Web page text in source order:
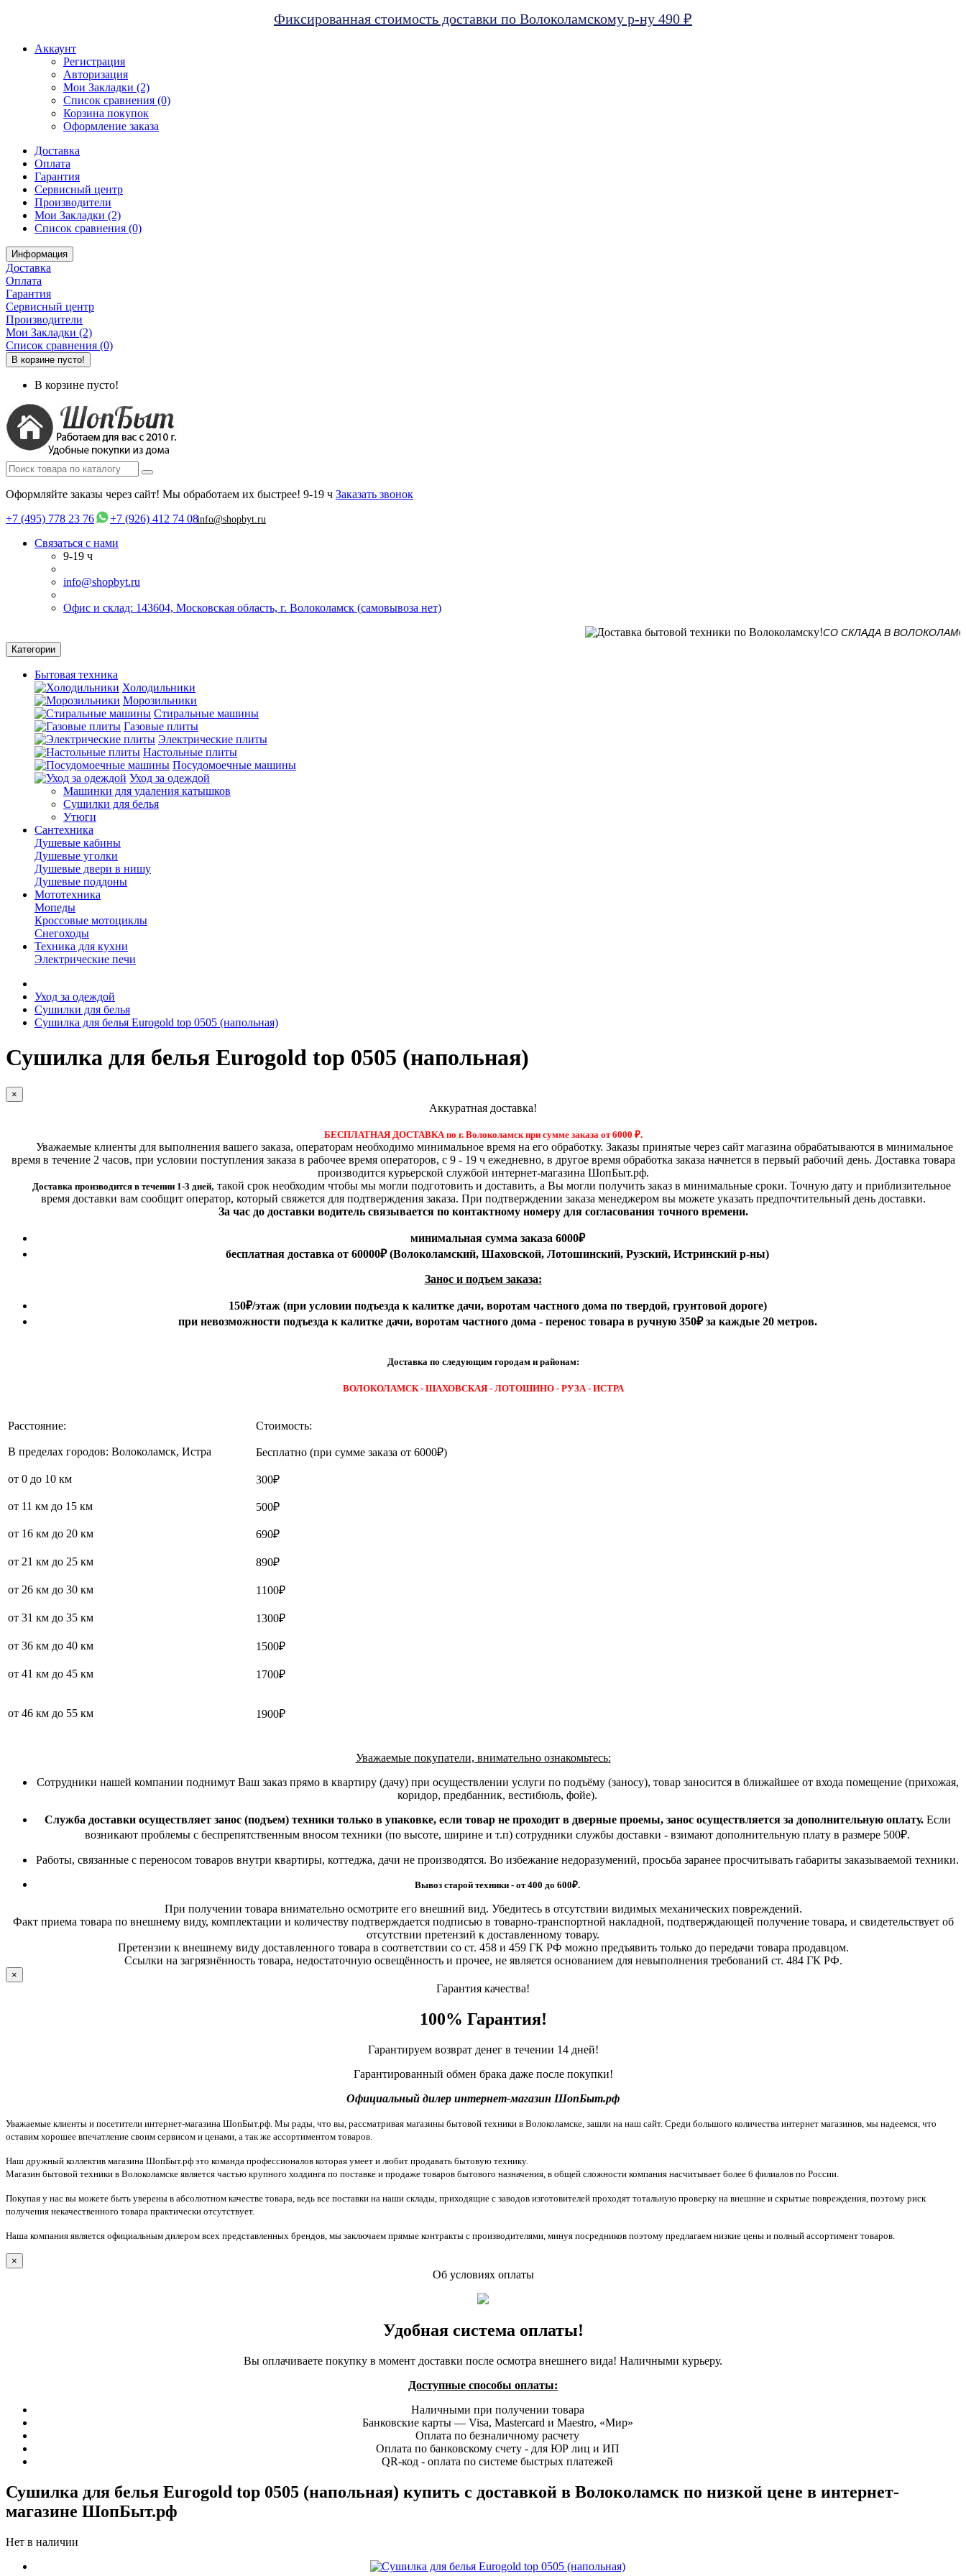
Фиксированная стоимость доставки по Волоколамскому р-ну 490 ₽
Аккаунт
Регистрация
Авторизация
Мои Закладки (2)
Список сравнения (0)
Корзина покупок
Оформление заказа
Доставка
Оплата
Гарантия
Сервисный центр
Производители
Мои Закладки (2)
Список сравнения (0)
Информация
Доставка
Оплата
Гарантия
Сервисный центр
Производители
Мои Закладки (2)
Список сравнения (0)
В корзине пусто!
В корзине пусто!
Оформляйте заказы через сайт! Мы обработаем их быстрее! 9-19 ч Заказать звонок
+7 (495) 778 23 76
+7 (926) 412 74 08info@shopbyt.ru
Связаться с нами
9-19 ч
info@shopbyt.ru
Офис и склад: 143604, Московская область, г. Волоколамск (самовывоза нет)
СО СКЛАДА В ВОЛОКОЛАМСКЕ!
Категории
Бытовая техника
Холодильники
Морозильники
Стиральные машины
Газовые плиты
Электрические плиты
Настольные плиты
Посудомоечные машины
Уход за одеждой
Машинки для удаления катышков
Сушилки для белья
Утюги
Сантехника
Душевые кабины
Душевые уголки
Душевые двери в нишу
Душевые поддоны
Мототехника
Мопеды
Кроссовые мотоциклы
Снегоходы
Техника для кухни
Электрические печи
Уход за одеждой
Сушилки для белья
Сушилка для белья Eurogold top 0505 (напольная)
Сушилка для белья Eurogold top 0505 (напольная)
×
Аккуратная доставка!
БЕСПЛАТНАЯ ДОСТАВКА по г. Волоколамск при сумме заказа от 6000 ₽.
Уважаемые клиенты для выполнения вашего заказа, операторам необходимо минимальное время на его обработку. Заказы принятые через сайт магазина обрабатываются в минимальное
время в течение 2 часов, при условии поступления заказа в рабочее время операторов, с 9 - 19 ч ежедневно, в другое время обработка заказа начнется в первый рабочий день. Доставка товара
производится курьерской службой интернет-магазина ШопБыт.рф.
Доставка производится в течении 1-3 дней, такой срок необходим чтобы мы могли подготовить и доставить, а Вы могли получить заказ в минимальные сроки. Точную дату и приблизительное
время доставки вам сообщит оператор, который свяжется для подтверждения заказа. При подтверждении заказа менеджером вы можете указать предпочтительный день доставки.
За час до доставки водитель связывается по контактному номеру для согласования точного времени.
минимальная сумма заказа 6000₽
бесплатная доставка от 60000₽ (Волоколамский, Шаховской, Лотошинский, Рузский, Истринский р-ны)
Занос и подъем заказа:
150₽/этаж(при условии подъезда к калитке дачи, воротам частного дома по твердой, грунтовой дороге)
при невозможности подъезда к калитке дачи, воротам частного дома - перенос товара в ручную 350₽ за каждые 20 метров.
Доставка по следующим городам и районам:
ВОЛОКОЛАМСК - ШАХОВСКАЯ - ЛОТОШИНО - РУЗА - ИСТРА
Расстояние: Стоимость:
В пределах городов: Волоколамск, Истра Бесплатно (при сумме заказа от 6000₽)
от 0 до 10 км 300₽
от 11 км до 15 км 500₽
от 16 км до 20 км 690₽
от 21 км до 25 км 890₽
от 26 км до 30 км 1100₽
от 31 км до 35 км 1300₽
от 36 км до 40 км 1500₽
от 41 км до 45 км 1700₽
от 46 км до 55 км 1900₽
Уважаемые покупатели, внимательно ознакомьтесь:
Сотрудники нашей компании поднимут Ваш заказ прямо в квартиру (дачу) при осуществлении услуги по подъёму (заносу), товар заносится в ближайшее от входа помещение (прихожая,
коридор, предбанник, вестибюль, фойе).
Служба доставки осуществляет занос (подъем) техники только в упаковке, если товар не проходит в дверные проемы, занос осуществляется за дополнительную оплату. Если
возникают проблемы с беспрепятственным вносом техники (по высоте, ширине и т.п) сотрудники службы доставки - взимают дополнительную плату в размере 500₽.
Работы, связанные с переносом товаров внутри квартиры, коттеджа, дачи не производятся. Во избежание недоразумений, просьба заранее просчитывать габариты заказываемой техники.
Вывоз старой техники - от 400 до 600₽.
При получении товара внимательно осмотрите его внешний вид. Убедитесь в отсутствии видимых механических повреждений.
Факт приема товара по внешнему виду, комплектации и количеству подтверждается подписью в товарно-транспортной накладной, подтверждающей получение товара, и свидетельствует об
отсутствии претензий к доставленному товару.
Претензии к внешнему виду доставленного товара в соответствии со ст. 458 и 459 ГК РФ можно предъявить только до передачи товара продавцом.
Ссылки на загрязнённость товара, недостаточную освещённость и прочее, не является основанием для невыполнения требований ст. 484 ГК РФ.
×
Гарантия качества!
100% Гарантия!
Гарантируем возврат денег в течении 14 дней!
Гарантированный обмен брака даже после покупки!
Официальный дилер интернет-магазин ШопБыт.рф
Уважаемые клиенты и посетители интернет-магазина ШопБыт.рф. Мы рады, что вы, рассматривая магазины бытовой техники в Волоколамске, зашли на наш сайт. Среди большого количества интернет магазинов, мы надеемся, что
оставим хорошее впечатление своим сервисом и ценами, а так же ассортиментом товаров.
Наш дружный коллектив магазина ШопБыт.рф это команда профессионалов которая умеет и любит продавать бытовую технику.
Магазин бытовой техники в Волоколамске является частью крупного холдинга по поставке и продаже товаров бытового назначения, в общей сложности компания насчитывает более 6 филиалов по России.
Покупая у нас вы можете быть уверены в абсолютном качестве товара, ведь все поставки на наши склады, приходящие с заводов изготовителей проходят тотальную проверку на внешние и скрытые повреждения, поэтому риск
получения некачественного товара практически отсутствует.
Наша компания является официальным дилером всех представленных брендов, мы заключаем прямые контракты с производителями, минуя посредников поэтому предлагаем низкие цены и полный ассортимент товаров.
×
Об условиях оплаты
Удобная система оплаты!
Вы оплачиваете покупку в момент доставки после осмотра внешнего вида! Наличными курьеру.
Доступные способы оплаты:
Наличными при получении товара
Банковские карты — Visa, Mastercard и Maestro, «Мир»
Оплата по безналичному расчету
Оплата по банковскому счету - для ЮР лиц и ИП
QR-код - оплата по системе быстрых платежей
Сушилка для белья Eurogold top 0505 (напольная) купить с доставкой в Волоколамск по низкой цене в интернет-
магазине ШопБыт.рф
Нет в наличии